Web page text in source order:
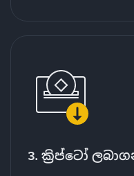
3. ක්‍රිප්ටෝ